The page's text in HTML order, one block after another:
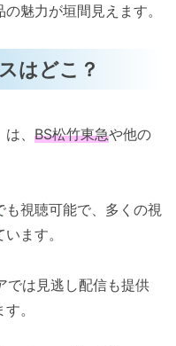
魅力が垣間見えます。
はどこ？
、 BS松竹東急や他の
も視聴可能で、多くの視
ます。
では見逃し配信も提供
。